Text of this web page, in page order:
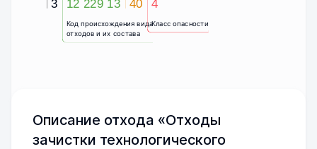
3
Код происхождения вида
отходов и их состава
12 229 13 40
Класс опасности
4
Описание отхода «Отходы
зачистки технологического